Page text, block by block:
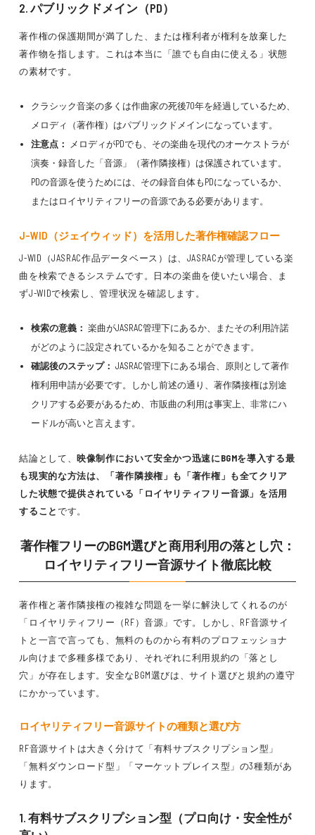
2. パブリックドメイン（PD）
著作権の保護期間が満了した、または権利者が権利を放棄した
著作物を指します。これは本当に「誰でも自由に使える」状態
の素材です。
クラシック音楽の多くは作曲家の死後70年を経過しているため、
メロディ（著作権）はパブリックドメインになっています。
注意点：
メロディがPDでも、その楽曲を現代のオーケストラが
演奏・録音した「音源」（著作隣接権）は保護されています。
PDの音源を使うためには、その録音自体もPDになっているか、
またはロイヤリティフリーの音源である必要があります。
J-WID（ジェイウィッド）を活用した著作権確認フロー
J-WID（JASRAC作品データベース）は、JASRACが管理している楽
曲を検索できるシステムです。日本の楽曲を使いたい場合、ま
ずJ-WIDで検索し、管理状況を確認します。
検索の意義： 楽曲がJASRAC管理下にあるか、またその利用許諾
がどのように設定されているかを知ることができます。
確認後のステップ： JASRAC管理下にある場合、原則として著作
権利用申請が必要です。しかし前述の通り、著作隣接権は別途
クリアする必要があるため、市販曲の利用は事実上、非常にハ
ードルが高いと言えます。
結論として、映像制作において安全かつ迅速にBGMを導入する最
も現実的な方法は、「著作隣接権」も「著作権」も全てクリア
した状態で提供されている「ロイヤリティフリー音源」を活用
することです。
著作権フリーのBGM選びと商用利用の落とし穴：
ロイヤリティフリー音源サイト徹底比較
著作権と著作隣接権の複雑な問題を一挙に解決してくれるのが
「ロイヤリティフリー（RF）音源」です。しかし、RF音源サイ
トと一言で言っても、無料のものから有料のプロフェッショナ
ル向けまで多種多様であり、それぞれに利用規約の「落とし
穴」が存在します。安全なBGM選びは、サイト選びと規約の遵守
にかかっています。
ロイヤリティフリー音源サイトの種類と選び方
RF音源サイトは大きく分けて「有料サブスクリプション型」
「無料ダウンロード型」「マーケットプレイス型」の3種類があ
ります。
1. 有料サブスクリプション型（プロ向け・安全性が